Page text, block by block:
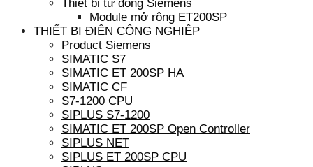
Thiết bị tự động Siemens
Module mở rộng ET200SP
THIẾT BỊ ĐIỆN CÔNG NGHIỆP
Product Siemens
SIMATIC S7
SIMATIC ET 200SP HA
SIMATIC CF
S7-1200 CPU
SIPLUS S7-1200
SIMATIC ET 200SP Open Controller
SIPLUS NET
SIPLUS ET 200SP CPU